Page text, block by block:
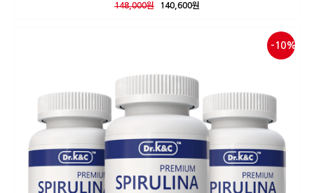
148,000원 140,600원
-10%